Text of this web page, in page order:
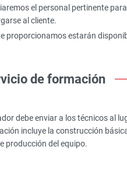
el personal pertinente
al cliente.
proporcionamos estarán
de formación
debe enviar a los técnicos al
incluye la construcción
producción del equipo.